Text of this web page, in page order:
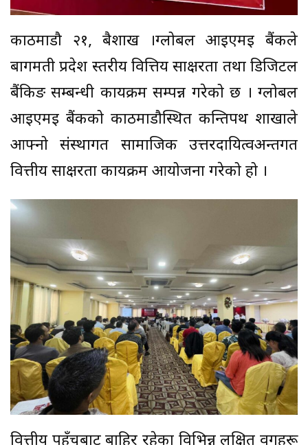
काठमाडौ २१, बैशाख ।ग्लोबल आईएमई बैंकले
बागमती प्रदेश स्तरीय वित्तिय साक्षरता तथा डिजिटल
बैंकिङ सम्बन्धी कार्यक्रम सम्पन्न गरेको छ । ग्लोबल
आईएमई बैंकको काठमाडौस्थित कन्तिपथ शाखाले
आफ्नो संस्थागत सामाजिक उत्तरदायित्वअन्तर्गत
वित्तीय साक्षरता कार्यक्रम आयोजना गरेको हो ।
वित्तीय पहुँचबाट बाहिर रहेका विभिन्न लक्षित वर्गहरू